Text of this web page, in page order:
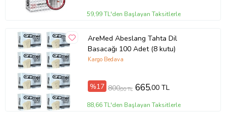
59,99 TL'den Başlayan Taksitlerle
AreMed Abeslang Tahta Dil
Basacağı 100 Adet (8 kutu)
Kargo Bedava
%17 800,00 TL 665,00 TL
88,66 TL'den Başlayan Taksitlerle